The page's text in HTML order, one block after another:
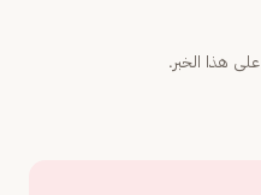
هذا الخبر.